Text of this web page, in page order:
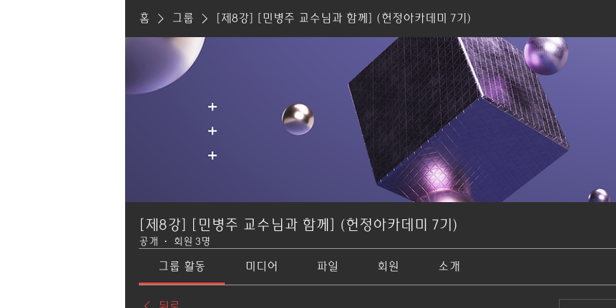
홈 그룹 [제8강] [민병주 교수님과 함께] (헌정아카데미 7기)
[제8강] [민병주 교수님과 함께] (헌정아카데미 7기)
공개 · 회원 3명
그룹 활동 미디어 파일 회원 소개